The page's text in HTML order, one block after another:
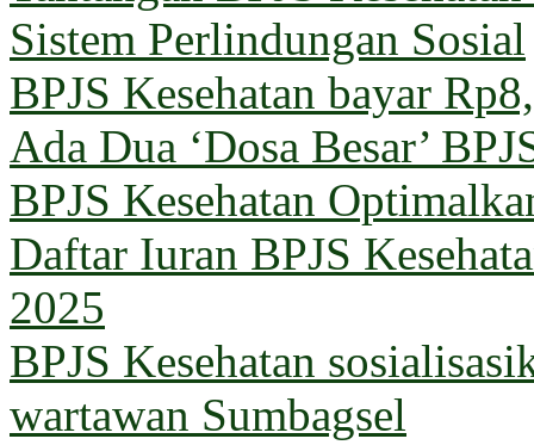
Sistem Perlindungan Sosial
BPJS Kesehatan bayar
Ada Dua ‘Dosa Besar’
BPJS Kesehatan
Daftar Iuran BPJS
2025
BPJS Kesehatan
wartawan Sumbagsel